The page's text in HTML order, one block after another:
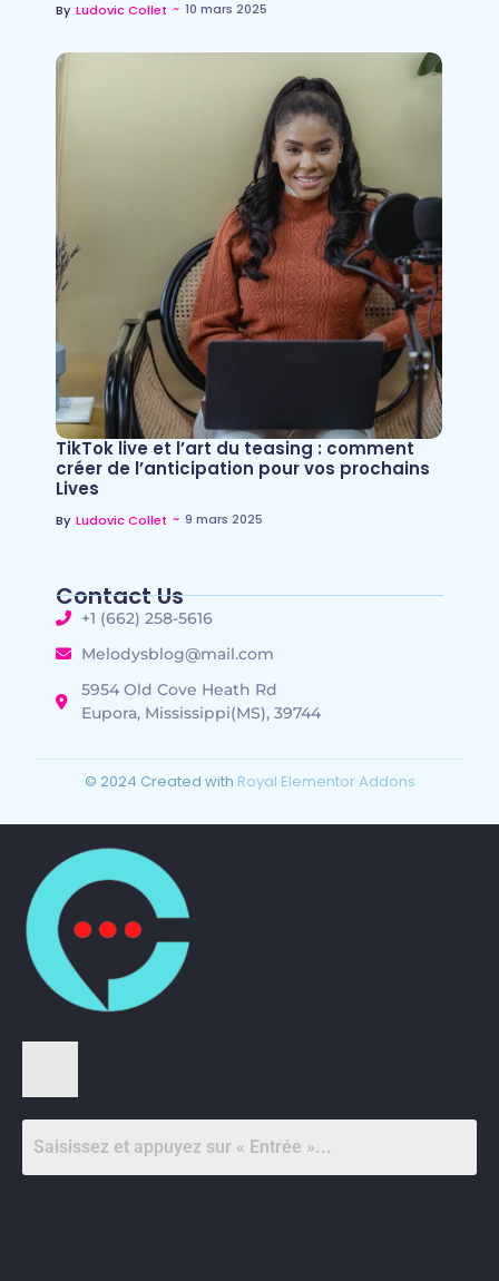
By Ludovic Collet ~ 10 mars 2025
TikTok live et l’art du teasing : comment
créer de l’anticipation pour vos prochains
Lives
By Ludovic Collet ~ 9 mars 2025
Contact Us
+1 (662) 258-5616
Melodysblog@mail.com
5954 Old Cove Heath Rd
Eupora, Mississippi(MS), 39744
© 2024 Created with Royal Elementor Addons